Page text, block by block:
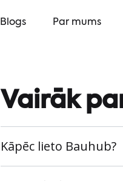
Blogs Par mums
Vairāk
Kāpēc lieto Bauhub?